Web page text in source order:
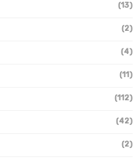
(13)
(2)
(4)
(11)
(112)
(42)
(2)